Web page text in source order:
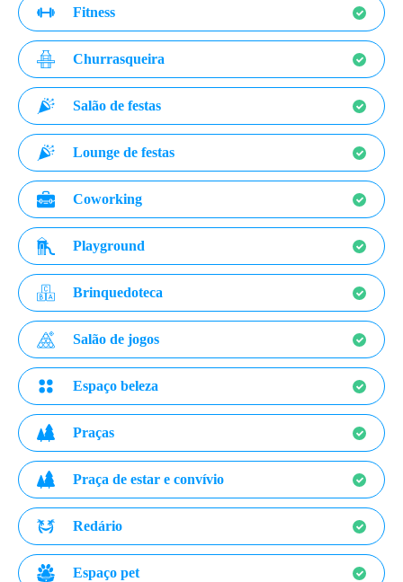
Fitness
Churrasqueira
Salão de festas
Lounge de festas
Coworking
Playground
Brinquedoteca
Salão de jogos
Espaço beleza
Praças
Praça de estar e convívio
Redário
Espaço pet